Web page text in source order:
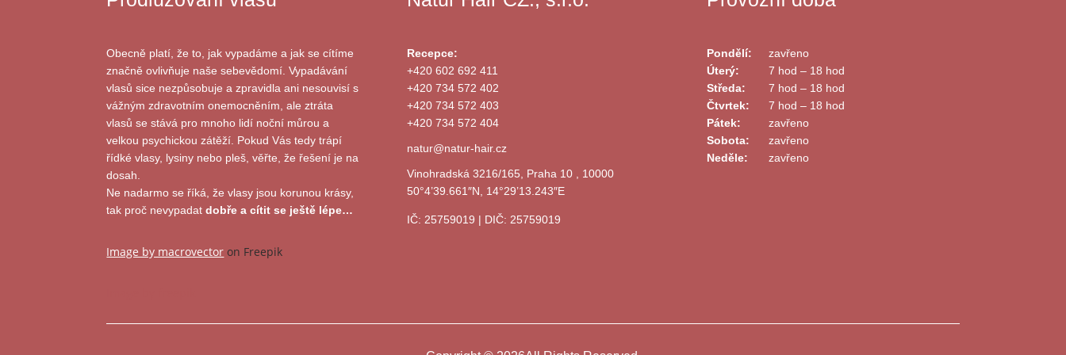
Obecně platí, že to, jak vypadáme a jak se cítíme
značně ovlivňuje naše sebevědomí. Vypadávání
vlasů sice nezpůsobuje a zpravidla ani nesouvisí s
vážným zdravotním onemocněním, ale ztráta
vlasů se stává pro mnoho lidí noční můrou a
velkou psychickou zátěží. Pokud Vás tedy trápí
řídké vlasy, lysiny nebo pleš, věřte, že řešení je na
dosah.
Ne nadarmo se říká, že vlasy jsou korunou krásy,
tak proč nevypadatdobře a cítit se ještě lépe…
Image by macrovector on Freepik
Recepce:
+420 602 692 411
+420 734 572 402
+420 734 572 403
+420 734 572 404
natur@natur-hair.cz
Vinohradská 3216/165, Praha 10 , 10000
50°4’39.661″N, 14°29’13.243″E
IČ: 25759019 | DIČ: 25759019
Pondělí:
zavřeno
Úterý:
7 hod – 18 hod
Středa:
7 hod – 18 hod
Čtvrtek:
7 hod – 18 hod
Pátek:
zavřeno
Sobota:
zavřeno
Neděle:
zavřeno